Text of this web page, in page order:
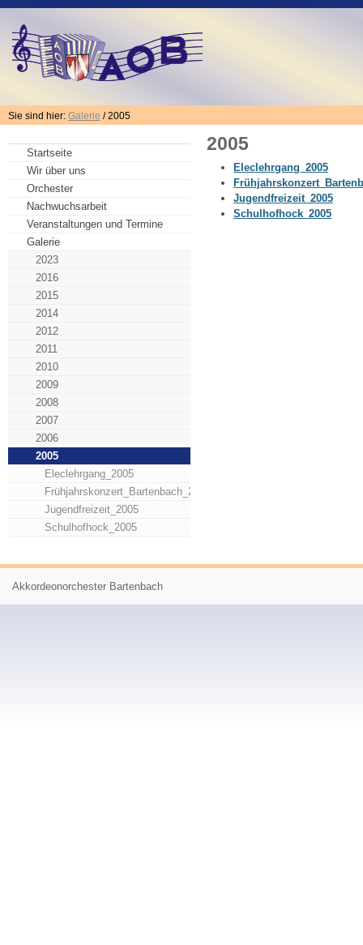
Sie sind hier: Galerie / 2005
Startseite
Wir über uns
Orchester
Nachwuchsarbeit
Veranstaltungen und Termine
Galerie
2023
2016
2015
2014
2012
2011
2010
2009
2008
2007
2006
2005
Eleclehrgang_2005
Frühjahrskonzert_Bartenbach_2005
Jugendfreizeit_2005
Schulhofhock_2005
2005
Eleclehrgang_2005
Jugendfreizeit_2005
Schulhofhock_2005
Akkordeonorchester Bartenbach